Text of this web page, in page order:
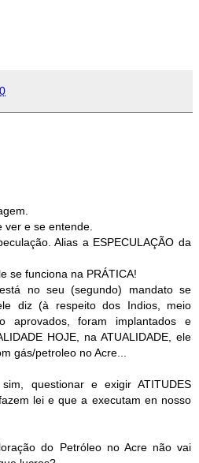
ver e se entende.
Alias a ESPECULAÇÃO da
se funciona na PRÁTICA!
no seu (segundo) mandato se
diz (à respeito dos Indios, meio
aprovados, foram implantados e
HOJE, na ATUALIDADE, ele
gás/petroleo no Acre...
questionar e exigir ATITUDES
lei e que a executam en nosso
do Petróleo no Acre não vai